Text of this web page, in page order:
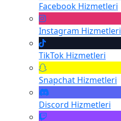
Facebook Hizmetleri
Instagram Hizmetleri
TikTok Hizmetleri
Snapchat Hizmetleri
Discord Hizmetleri